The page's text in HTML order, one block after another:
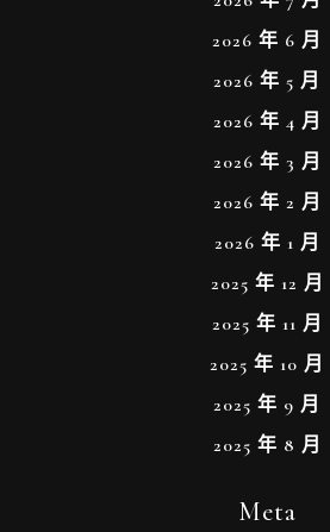
2026 年 6 月
2026 年 5 月
2026 年 4 月
2026 年 3 月
2026 年 2 月
2026 年 1 月
2025 年 12 月
2025 年 11 月
2025 年 10 月
2025 年 9 月
2025 年 8 月
Meta